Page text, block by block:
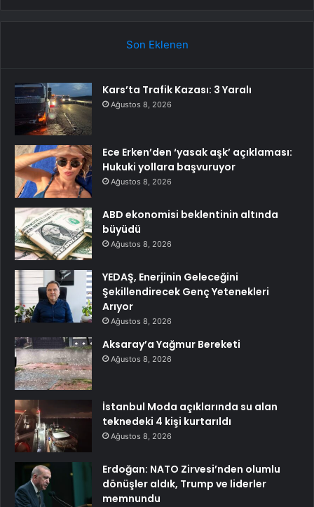
Son Eklenen
Kars’ta Trafik Kazası: 3 Yaralı
Ağustos 8, 2026
Ece Erken’den ‘yasak aşk’ açıklaması:
Hukuki yollara başvuruyor
Ağustos 8, 2026
ABD ekonomisi beklentinin altında
büyüdü
Ağustos 8, 2026
YEDAŞ, Enerjinin Geleceğini
Şekillendirecek Genç Yetenekleri
Arıyor
Ağustos 8, 2026
Aksaray’a Yağmur Bereketi
Ağustos 8, 2026
İstanbul Moda açıklarında su alan
teknedeki 4 kişi kurtarıldı
Ağustos 8, 2026
Erdoğan: NATO Zirvesi’nden olumlu
dönüşler aldık, Trump ve liderler
memnundu